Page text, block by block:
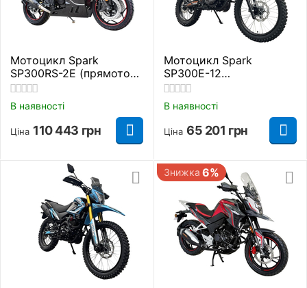
Мотоцикл Spark
SP300RS-2Е (прямоток)
Червоний 300 куб. см.
В наявності
Ціна 110 443 грн
Мотоцикл Spark
SP300E-12
Помаранчевий 300 куб.
см.
В наявності
Ціна 65 201 грн
Знижка 6%